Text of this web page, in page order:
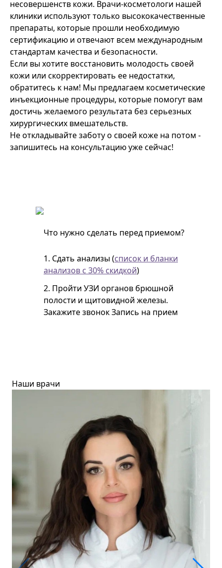
несовершенств кожи. Врачи-косметологи нашей
клиники используют только высококачественные
препараты, которые прошли необходимую
сертификацию и отвечают всем международным
стандартам качества и безопасности.
Если вы хотите восстановить молодость своей
кожи или скорректировать ее недостатки,
обратитесь к нам! Мы предлагаем косметические
инъекционные процедуры, которые помогут вам
достичь желаемого результата без серьезных
хирургических вмешательств.
Не откладывайте заботу о своей коже на потом -
запишитесь на консультацию уже сейчас!
Что нужно сделать перед приемом?
1. Сдать анализы (список и бланки
анализов с 30% скидкой)
2. Пройти УЗИ органов брюшной
полости и щитовидной железы.
Закажите звонокЗапись на прием
Наши врачи